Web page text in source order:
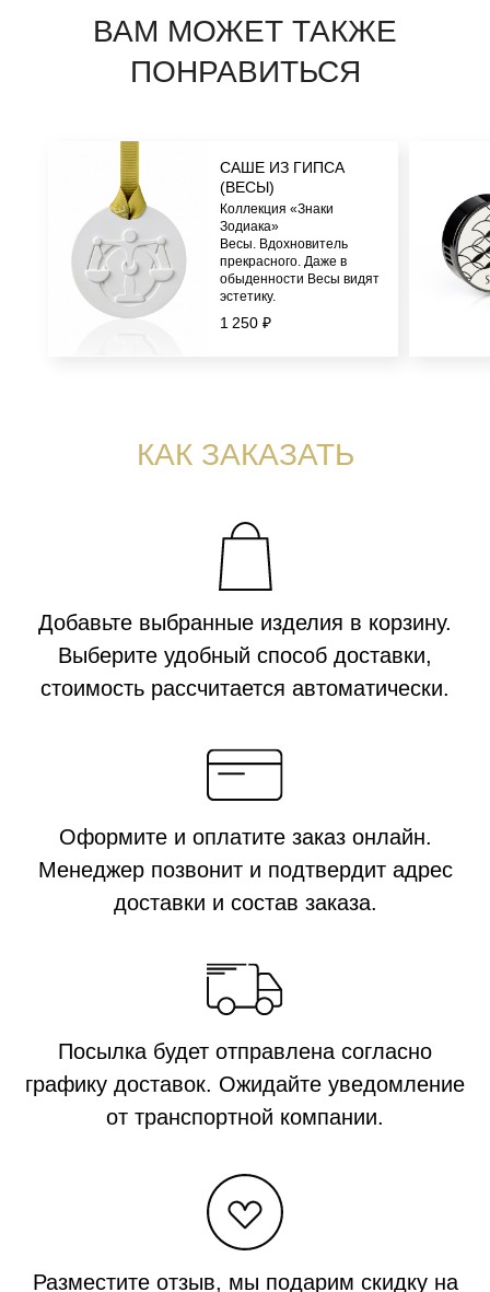
САШЕ ИЗ ГИПСА
(ВЕСЫ)
1 250 ₽
Коллекция «Знаки
Зодиака»
Весы. Вдохновитель
прекрасного. Даже в
обыденности Весы видят
эстетику.
INFO@AROMA-SAGE.COM
ИП Кох Я.С. и охраняются действующим законодательством РФ. ИП
Кох Янина Сергеевна ОГРНИП 313774630200103 ИНН 340688009620, +7
ХОТИТЕ С НАМИ РАБОТАТЬ?